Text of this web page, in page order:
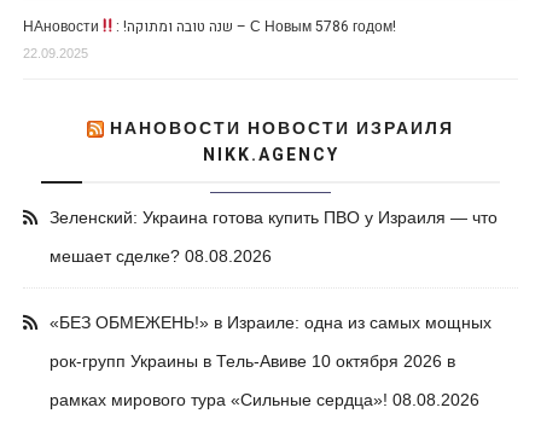
НАновости : !שנה טובה ומתוקה – С Новым 5786 годом!
22.09.2025
НАНОВОСТИ НОВОСТИ ИЗРАИЛЯ
NIKK.AGENCY
Зеленский: Украина готова купить ПВО у Израиля — что
мешает сделке? 08.08.2026
«БЕЗ ОБМЕЖЕНЬ!» в Израиле: одна из самых мощных
рок-групп Украины в Тель-Авиве 10 октября 2026 в
рамках мирового тура «Сильные сердца»! 08.08.2026